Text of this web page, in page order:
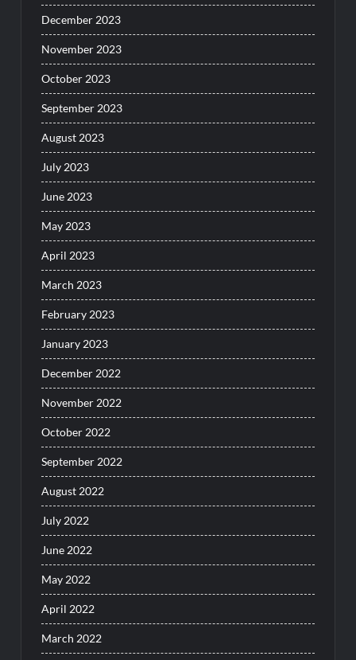
December 2023
November 2023
October 2023
September 2023
August 2023
July 2023
June 2023
May 2023
April 2023
March 2023
February 2023
January 2023
December 2022
November 2022
October 2022
September 2022
August 2022
July 2022
June 2022
May 2022
April 2022
March 2022